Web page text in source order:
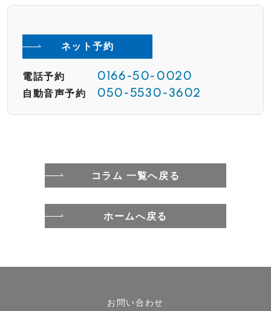
ネット予約
電話予約 0166-50-0020
自動音声予約 050-5530-3602
コラム 一覧へ戻る
ホームへ戻る
お問い合わせ